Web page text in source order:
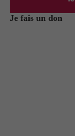
Je fais un don